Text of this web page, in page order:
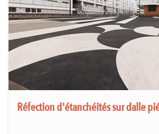
Réfection d'étanchéités sur dalle